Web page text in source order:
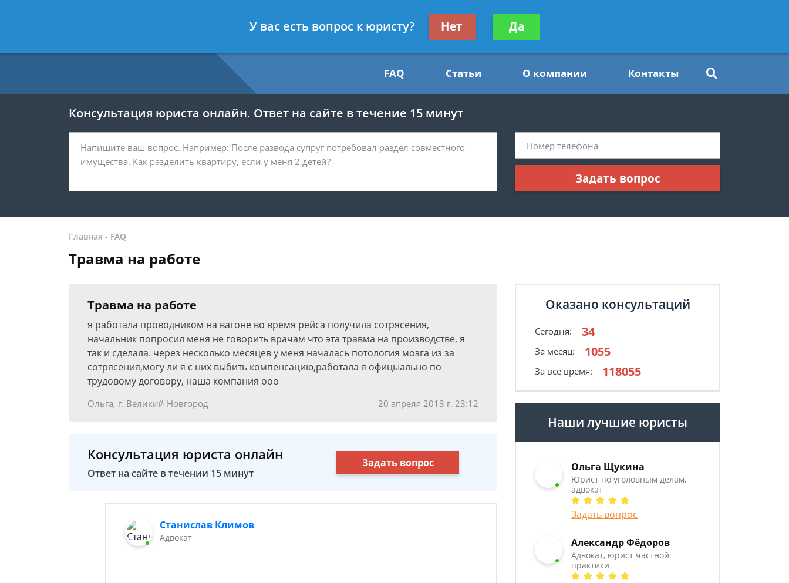
7 812 467-37-54
Получите консультацию
бесплатно
FAQ Статьи О компании Контакты
Консультация юриста онлайн. Ответ на сайте в течение 15 минут
Задать вопрос
Главная - FAQ
Травма на работе
Травма на работе
я работала проводником на вагоне во время рейса получила сотрясения,
начальник попросил меня не говорить врачам что эта травма на производстве, я
так и сделала. через несколько месяцев у меня началась потология мозга из за
сотрясения,могу ли я с них выбить компенсацию,работала я офицыально по
трудовому договору, наша компания ооо
Ольга, г. Великий Новгород 20 апреля 2013 г. 23:12
Консультация юриста онлайн
Ответ на сайте в течении 15 минут
Задать вопрос
Станислав Климов
Адвокат
Оказано консультаций
Сегодня: 34
За месяц: 1055
За все время: 118055
Наши лучшие юристы
Ольга Щукина
Юрист по уголовным делам,
адвокат
Задать вопрос
Александр Фёдоров
Адвокат, юрист частной
практики
У вас есть вопрос к юристу? Нет Да